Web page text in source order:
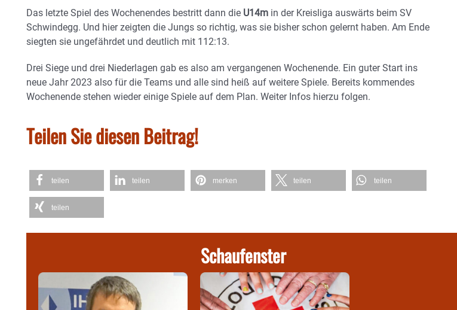
Das letzte Spiel des Wochenendes bestritt dann die U14m in der Kreisliga auswärts beim SV
Schwindegg. Und hier zeigten die Jungs so richtig, was sie bisher schon gelernt haben. Am Ende
siegten sie ungefährdet und deutlich mit 112:13.
Drei Siege und drei Niederlagen gab es also am vergangenen Wochenende. Ein guter Start ins
neue Jahr 2023 also für die Teams und alle sind heiß auf weitere Spiele. Bereits kommendes
Wochenende stehen wieder einige Spiele auf dem Plan. Weiter Infos hierzu folgen.
Teilen Sie diesen Beitrag!
teilen teilen merken teilen teilen
teilen
Schaufenster